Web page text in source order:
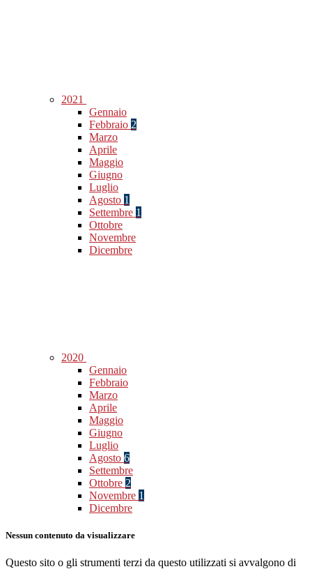
2021
Gennaio
Febbraio 2
Marzo
Aprile
Maggio
Giugno
Luglio
Agosto 1
Settembre 1
Ottobre
Novembre
Dicembre
2020
Gennaio
Febbraio
Marzo
Aprile
Maggio
Giugno
Luglio
Agosto 6
Settembre
Ottobre 2
Novembre 1
Dicembre
Nessun contenuto da visualizzare
Questo sito o gli strumenti terzi da questo utilizzati si avvalgono di